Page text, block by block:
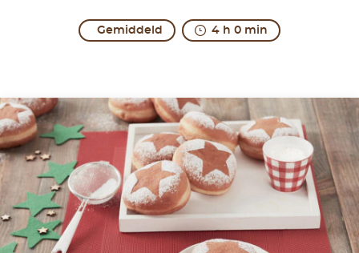
Gemiddeld 4 h 0 min